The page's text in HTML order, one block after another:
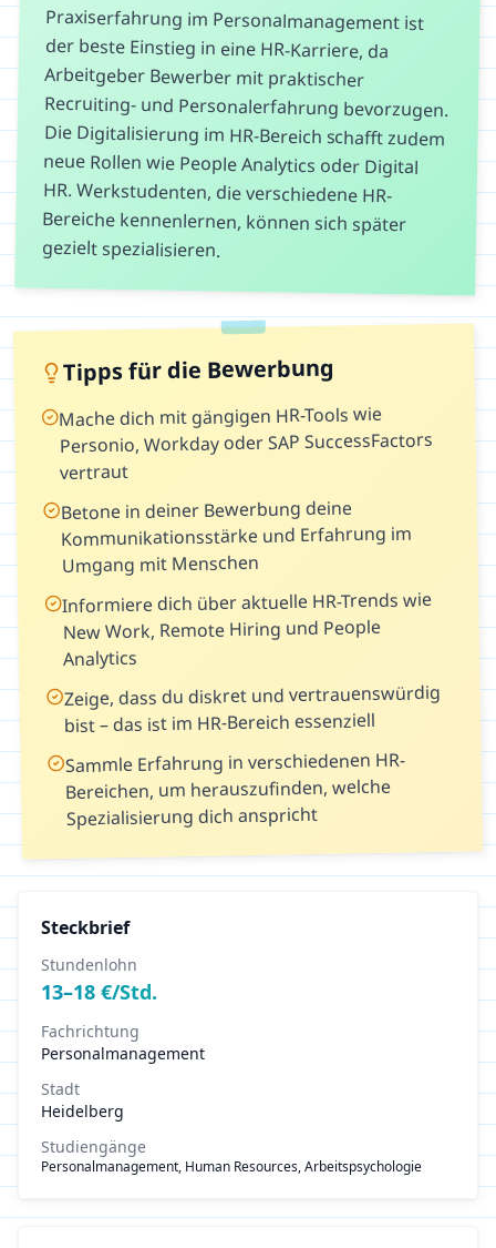
Praxiserfahrung im Personalmanagement ist
der beste Einstieg in eine HR-Karriere, da
Arbeitgeber Bewerber mit praktischer
Recruiting- und Personalerfahrung bevorzugen.
Die Digitalisierung im HR-Bereich schafft zudem
neue Rollen wie People Analytics oder Digital
HR. Werkstudenten, die verschiedene HR-
Bereiche kennenlernen, können sich später
gezielt spezialisieren.
Tipps für die Bewerbung
Mache dich mit gängigen HR-Tools wie
Personio, Workday oder SAP SuccessFactors
vertraut
Betone in deiner Bewerbung deine
Kommunikationsstärke und Erfahrung im
Umgang mit Menschen
Informiere dich über aktuelle HR-Trends wie
New Work, Remote Hiring und People
Analytics
Zeige, dass du diskret und vertrauenswürdig
bist – das ist im HR-Bereich essenziell
Sammle Erfahrung in verschiedenen HR-
Bereichen, um herauszufinden, welche
Spezialisierung dich anspricht
Steckbrief
Stundenlohn
13–18 €/Std.
Fachrichtung
Personalmanagement
Stadt
Heidelberg
Studiengänge
Personalmanagement, Human Resources, Arbeitspsychologie